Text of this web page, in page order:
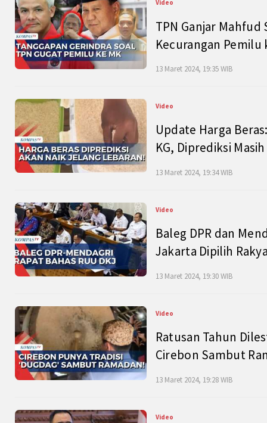
Video
TPN Ganjar Mahfud
Kecurangan Pemilu
13 Maret 2024, 19:35 WIB
Video
Update Harga
KG, Diprediksi
13 Maret 2024, 19:34 WIB
Video
Baleg DPR dan
Jakarta Dipilih
13 Maret 2024, 19:30 WIB
Video
Ratusan Tahun
Cirebon Sambut
13 Maret 2024, 19:28 WIB
Video